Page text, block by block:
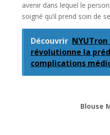
avenir dans lequel le
soigné qu’il prend soin de
Découvrir
révolutionne la
complications
Blouse